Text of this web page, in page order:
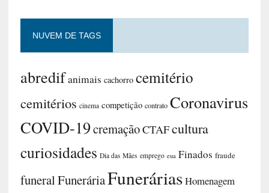
NUVEM DE TAGS
abredifanimais cachorro cemitério
cemitérios cinema competição contrato Coronavirus
COVID-19cremaçãoCTAFcultura
curiosidades Dia das Mães emprego eua Finados fraude
funeralFuneráriaFuneráriasHomenagem